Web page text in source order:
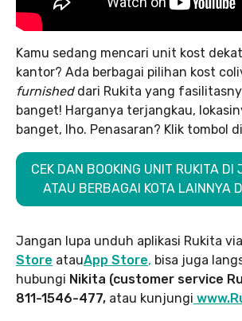
Kamu sedang mencari unit kost
kantor? Ada berbagai pilihan kost
furnished dari Rukita yang
banget! Harganya terjangkau,
banget, lho. Penasaran? Klik tombol
CEK DAN BOOKING UNIT RUKITA DI
ATAU BERBAGAI KOTA LAINNYA
Jangan lupa unduh aplikasi Rukita via
Store atauApp Store, bisa juga
hubungi Nikita (customer service
811-1546-477, atau kunjungi